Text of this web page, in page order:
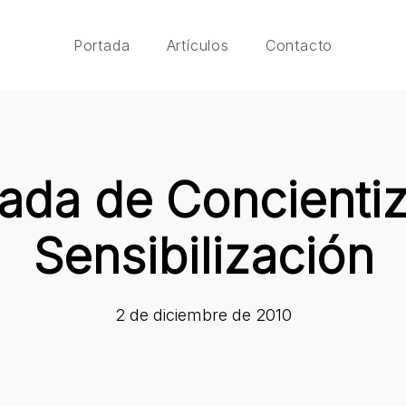
Portada Artículos Contacto
de
Sensibilización
2 de diciembre de 2010